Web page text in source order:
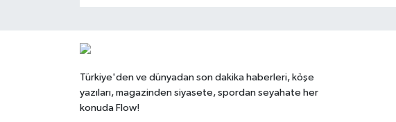
Türkiye'den ve dünyadan son dakika haberleri, köşe
yazıları, magazinden siyasete, spordan seyahate her
konuda Flow!